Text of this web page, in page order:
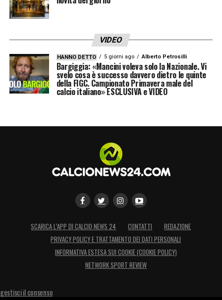
VIDEO
HANNO DETTO 5 giorni ago Alberto Petrosilli
Bargiggia: «Mancini voleva solo la Nazionale. Vi
svelo cosa è successo davvero dietro le quinte
della FIGC. Campionato Primavera male del
calcio italiano» ESCLUSIVA e VIDEO
SCARICA L’APP DI CALCIO NEWS 24 CONTATTI
REDAZIONE
PRIVACY POLICY E TRATTAMENTO DEI DATI PERSONALI
INFORMATIVA ESTESA SUI COOKIE (COOKIE POLICY)
NETWORK SPORT REVIEW
gestisci il consenso